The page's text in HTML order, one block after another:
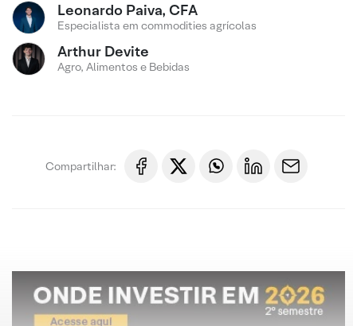
Leonardo Paiva, CFA
Especialista em commodities agrícolas
Arthur Devite
Agro, Alimentos e Bebidas
Compartilhar: